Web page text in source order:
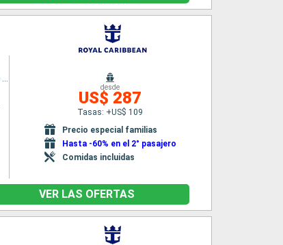
Enchantment of the Seas
desde
US$ 287
Tasas: +US$ 109
Precio especial familias
Hasta -60% en el 2° pasajero
Comidas incluidas
VER LAS OFERTAS